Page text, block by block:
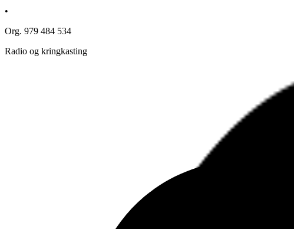
•
Org. 979 484 534
Radio og kringkasting